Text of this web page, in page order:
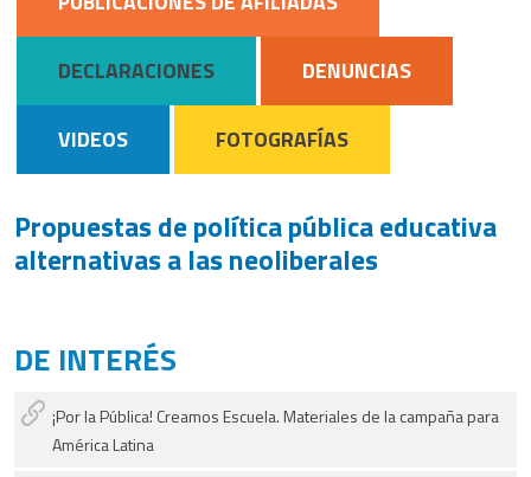
DECLARACIONES DENUNCIAS
VIDEOS FOTOGRAFÍAS
alternativas a las neoliberales
América Latina